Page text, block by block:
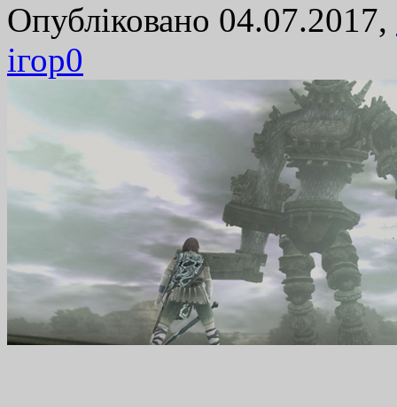
Опубліковано 04.07.2017,
ігор0